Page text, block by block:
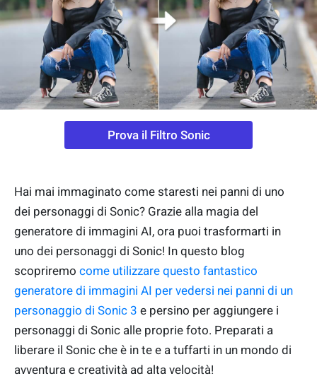
Prova il Filtro Sonic
Hai mai immaginato come staresti nei panni di uno
dei personaggi di Sonic? Grazie alla magia del
generatore di immagini AI, ora puoi trasformarti in
uno dei personaggi di Sonic! In questo blog
scopriremo come utilizzare questo fantastico
generatore di immagini AI per vedersi nei panni di un
personaggio di Sonic 3 e persino per aggiungere i
personaggi di Sonic alle proprie foto. Preparati a
liberare il Sonic che è in te e a tuffarti in un mondo di
avventura e creatività ad alta velocità!